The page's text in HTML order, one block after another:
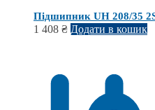
Підшипник UH 208/35
1 408 ₴ Додати в кошик